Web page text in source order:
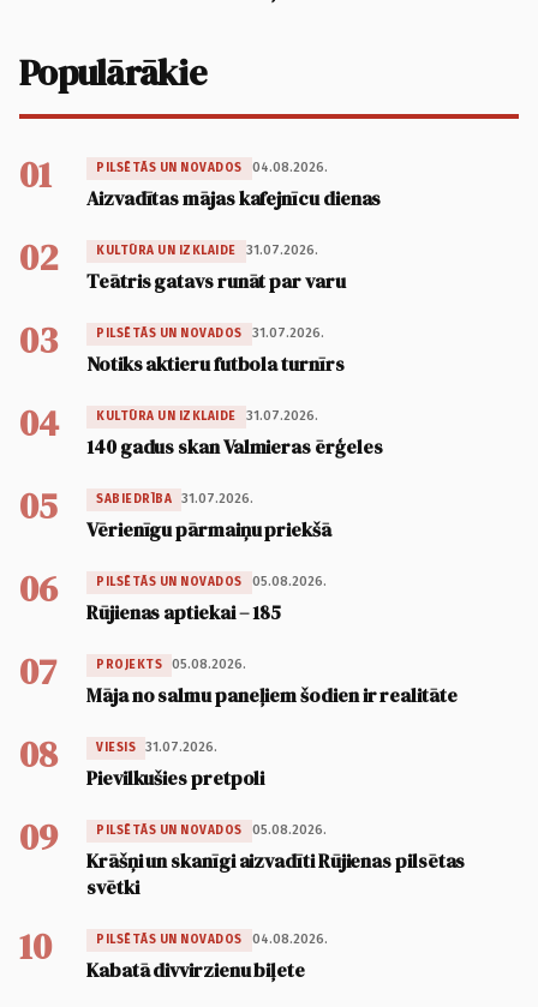
Populārākie
01 PILSĒTĀS UN NOVADOS 04.08.2026.
Aizvadītas mājas kafejnīcu dienas
02 KULTŪRA UN IZKLAIDE 31.07.2026.
Teātris gatavs runāt par varu
03 PILSĒTĀS UN NOVADOS 31.07.2026.
Notiks aktieru futbola turnīrs
04 KULTŪRA UN IZKLAIDE 31.07.2026.
140 gadus skan Valmieras ērģeles
05 SABIEDRĪBA 31.07.2026.
Vērienīgu pārmaiņu priekšā
06 PILSĒTĀS UN NOVADOS 05.08.2026.
Rūjienas aptiekai – 185
07 PROJEKTS 05.08.2026.
Māja no salmu paneļiem šodien ir realitāte
08 VIESIS 31.07.2026.
Pievilkušies pretpoli
09 PILSĒTĀS UN NOVADOS 05.08.2026.
Krāšņi un skanīgi aizvadīti Rūjienas pilsētas
svētki
10 PILSĒTĀS UN NOVADOS 04.08.2026.
Kabatā divvirzienu biļete